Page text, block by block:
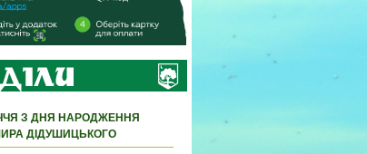
З ДНЯ НАРОДЖЕННЯ
ДІДУШИЦЬКОГО